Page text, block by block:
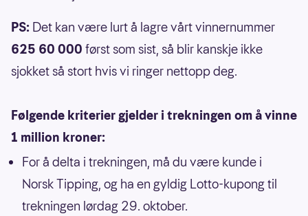
PS: Det kan være lurt å lagre vårt vinnernummer
625 60 000 først som sist, så blir kanskje ikke
sjokket så stort hvis vi ringer nettopp deg.
Følgende kriterier gjelder i trekningen om å vinne
1 million kroner:
For å delta i trekningen, må du være kunde i
Norsk Tipping, og ha en gyldig Lotto-kupong til
trekningen lørdag 29. oktober.